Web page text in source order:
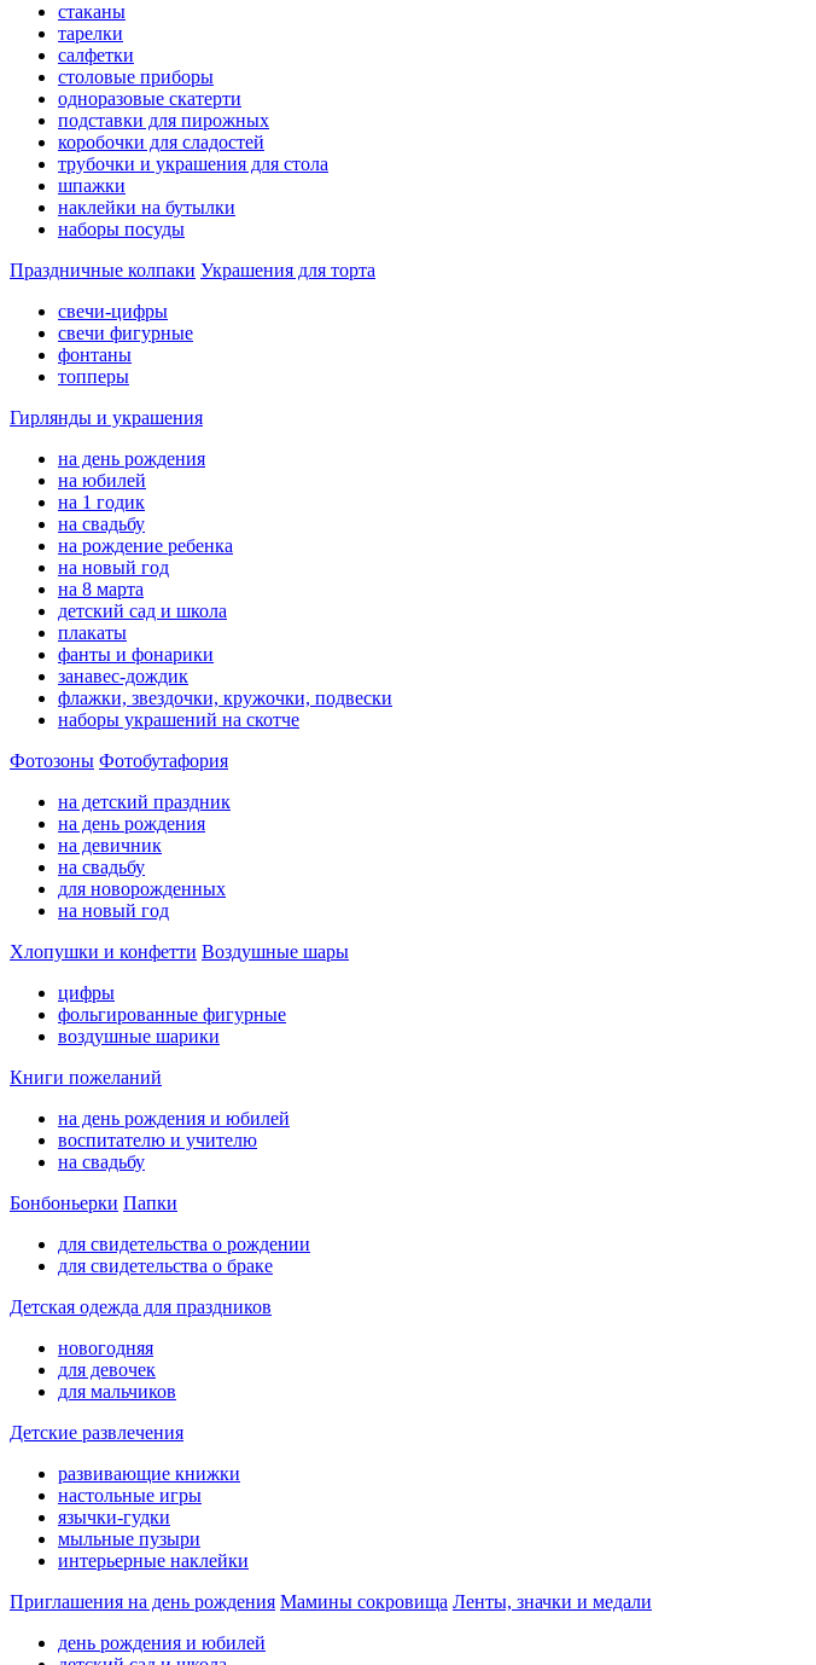
стаканы
тарелки
салфетки
столовые приборы
одноразовые скатерти
подставки для пирожных
коробочки для сладостей
трубочки и украшения для стола
шпажки
наклейки на бутылки
наборы посуды
Праздничные колпаки Украшения для торта
свечи-цифры
свечи фигурные
фонтаны
топперы
Гирлянды и украшения
на день рождения
на юбилей
на 1 годик
на свадьбу
на рождение ребенка
на новый год
на 8 марта
детский сад и школа
плакаты
фанты и фонарики
занавес-дождик
флажки, звездочки, кружочки, подвески
наборы украшений на скотче
Фотозоны Фотобутафория
на детский праздник
на день рождения
на девичник
на свадьбу
для новорожденных
на новый год
Хлопушки и конфетти Воздушные шары
цифры
фольгированные фигурные
воздушные шарики
Книги пожеланий
на день рождения и юбилей
воспитателю и учителю
на свадьбу
Бонбоньерки Папки
для свидетельства о рождении
для свидетельства о браке
Детская одежда для праздников
новогодняя
для девочек
для мальчиков
Детские развлечения
развивающие книжки
настольные игры
язычки-гудки
мыльные пузыри
интерьерные наклейки
Приглашения на день рождения Мамины сокровища Ленты, значки и медали
день рождения и юбилей